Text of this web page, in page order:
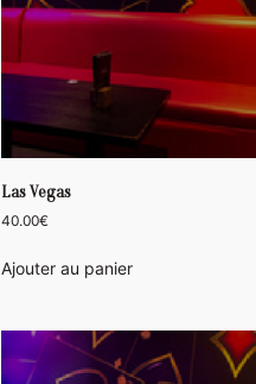
Las Vegas
40.00€
Ajouter au panier